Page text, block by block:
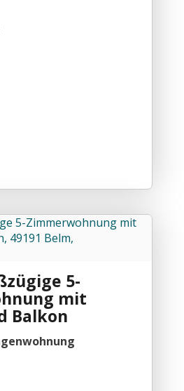
5-
mit
Balkon